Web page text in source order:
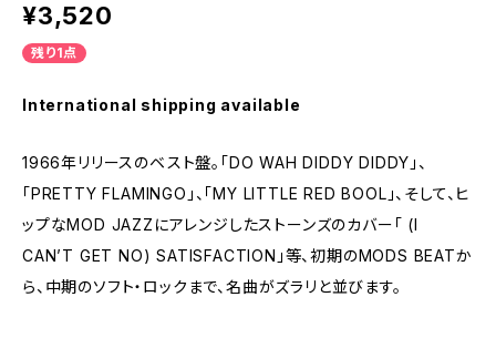
¥3,520
残り1点
International shipping available
1966年リリースのベスト盤。「DO WAH DIDDY DIDDY」、
「PRETTY FLAMINGO」、「MY LITTLE RED BOOL」、そして、ヒ
ップなMOD JAZZにアレンジしたストーンズのカバー「 (I
CAN’T GET NO) SATISFACTION」等、初期のMODS BEATか
ら、中期のソフト・ロックまで、名曲がズラリと並びます。